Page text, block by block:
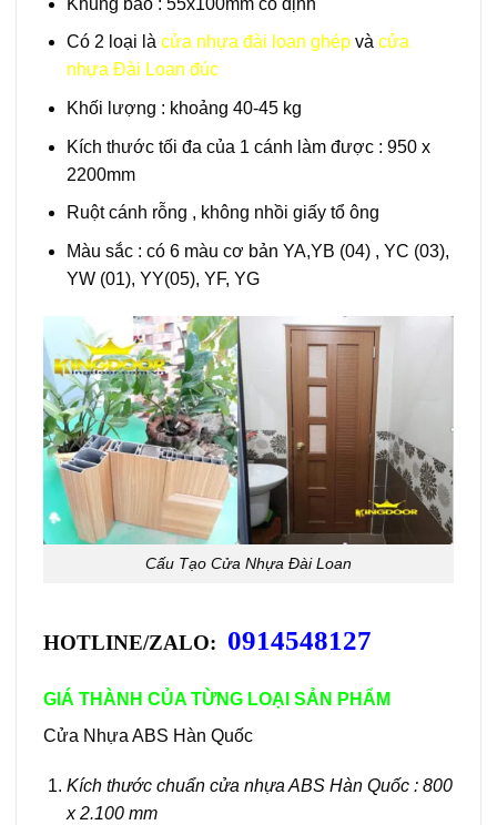
Có 2 loại là cửa nhựa đài loan ghépvà cửa
nhựa Đài Loan đúc
Khối lượng : khoảng 40-45 kg
Kích thước tối đa của 1 cánh làm được : 950 x
2200mm
Ruột cánh rỗng , không nhồi giấy tổ ông
Màu sắc : có 6 màu cơ bản YA,YB (04) , YC (03),
YW (01), YY(05), YF, YG
Cấu Tạo Cửa Nhựa Đài Loan
HOTLINE/ZALO: 0914548127
GIÁ THÀNH CỦA TỪNG LOẠI SẢN PHẨM
Cửa Nhựa ABS Hàn Quốc
Kích thước chuẩn cửa nhựa ABS Hàn Quốc : 800
x 2.100 mm